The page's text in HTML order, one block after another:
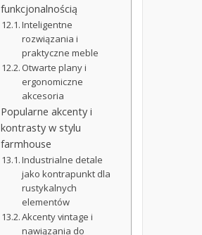
funkcjonalnością
Inteligentne
rozwiązania i
praktyczne meble
Otwarte plany i
ergonomiczne
akcesoria
Popularne akcenty i
kontrasty w stylu
farmhouse
Industrialne detale
jako kontrapunkt dla
rustykalnych
elementów
Akcenty vintage i
nawiązania do